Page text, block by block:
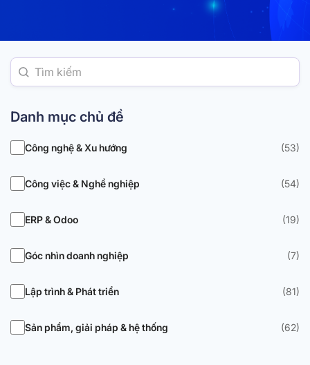
Danh mục chủ đề
Công nghệ & Xu hướng (53)
Công việc & Nghề nghiệp (54)
ERP & Odoo (19)
Góc nhìn doanh nghiệp (7)
Lập trình & Phát triển (81)
Sản phẩm, giải pháp & hệ thống (62)